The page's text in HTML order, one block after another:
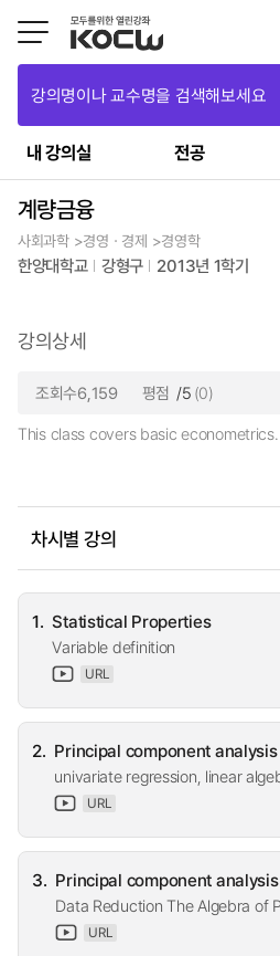
강의명이나 교수명을 검색해보세요
내 강의실 전공
계량금융
사회과학 >경영ㆍ경제 >경영학
한양대학교 강형구 2013년 1학기
강의상세
조회수6,159 평점 /5 (0)
This class covers basic econometrics.
차시별 강의
1. Statistical Properties
Variable definition
URL
2. Principal component analysis
univariate regression, linear
URL
3. Principal component
Data Reduction The Algebra of
URL